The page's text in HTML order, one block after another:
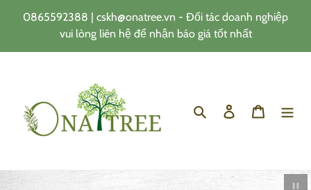
0865592388 | cskh@onatree.vn - Đối tác doanh nghiệp
vui lòng liên hệ để nhận báo giá tốt nhất